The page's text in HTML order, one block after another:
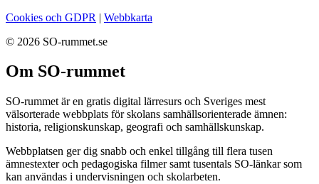
Cookies och GDPR | Webbkarta
© 2026 SO-rummet.se
Om SO-rummet
SO-rummet är en gratis digital lärresurs och Sveriges mest
välsorterade webbplats för skolans samhällsorienterade ämnen:
historia, religionskunskap, geografi och samhällskunskap.
Webbplatsen ger dig snabb och enkel tillgång till flera tusen
ämnestexter och pedagogiska filmer samt tusentals SO-länkar som
kan användas i undervisningen och skolarbeten.